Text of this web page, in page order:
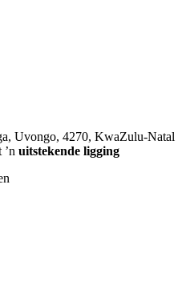
Uvongo, 4270, KwaZulu-Natal
uitstekende ligging